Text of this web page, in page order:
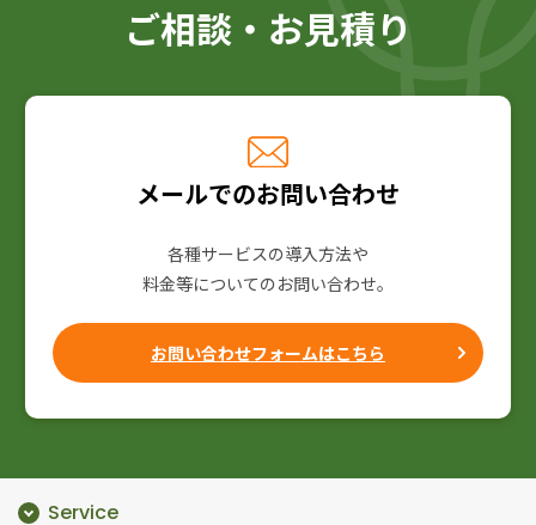
ご相談・お見積り
メールでのお問い合わせ
各種サービスの導入方法や
料金等についてのお問い合わせ。
お問い合わせフォームはこちら
Service